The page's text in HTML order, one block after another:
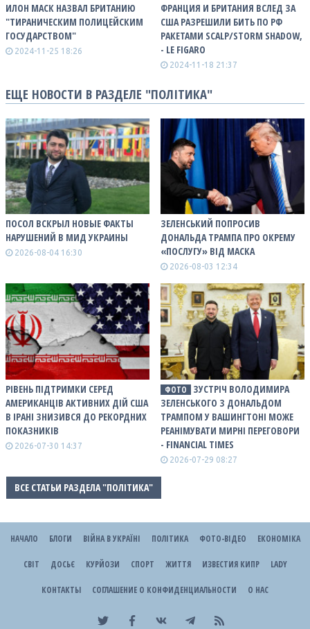
ИЛОН МАСК НАЗВАЛ БРИТАНИЮ
"ТИРАНИЧЕСКИМ ПОЛИЦЕЙСКИМ
ГОСУДАРСТВОМ"
2024-11-25 18:26
ФРАНЦИЯ И БРИТАНИЯ ВСЛЕД ЗА
США РАЗРЕШИЛИ БИТЬ ПО РФ
РАКЕТАМИ SCALP/STORM SHADOW,
- LE FIGARO
2024-11-18 21:37
ЕЩЕ НОВОСТИ В РАЗДЕЛЕ "ПОЛІТИКА"
ПОСОЛ ВСКРЫЛ НОВЫЕ ФАКТЫ
НАРУШЕНИЙ В МИД УКРАИНЫ
2026-08-04 16:30
ЗЕЛЕНСЬКИЙ ПОПРОСИВ
ДОНАЛЬДА ТРАМПА ПРО ОКРЕМУ
«ПОСЛУГУ» ВІД МАСКА
2026-08-03 12:34
РІВЕНЬ ПІДТРИМКИ СЕРЕД
АМЕРИКАНЦІВ АКТИВНИХ ДІЙ США
В ІРАНІ ЗНИЗИВСЯ ДО РЕКОРДНИХ
ПОКАЗНИКІВ
2026-07-30 14:37
ФОТО
ЗУСТРІЧ ВОЛОДИМИРА
ЗЕЛЕНСЬКОГО З ДОНАЛЬДОМ
ТРАМПОМ У ВАШИНГТОНІ МОЖЕ
РЕАНІМУВАТИ МИРНІ ПЕРЕГОВОРИ
- FINANCIAL TIMES
2026-07-29 08:27
ВСЕ СТАТЬИ РАЗДЕЛА "ПОЛІТИКА"
НАЧАЛО БЛОГИ ВІЙНА В УКРАЇНІ ПОЛІТИКА ФОТО-ВІДЕО ЕКОНОМІКА
СВІТ ДОСЬЄ КУРЙОЗИ СПОРТ ЖИТТЯ ИЗВЕСТИЯ КИПР LADY
КОНТАКТЫ СОГЛАШЕНИЕ О КОНФИДЕНЦИАЛЬНОСТИ О НАС